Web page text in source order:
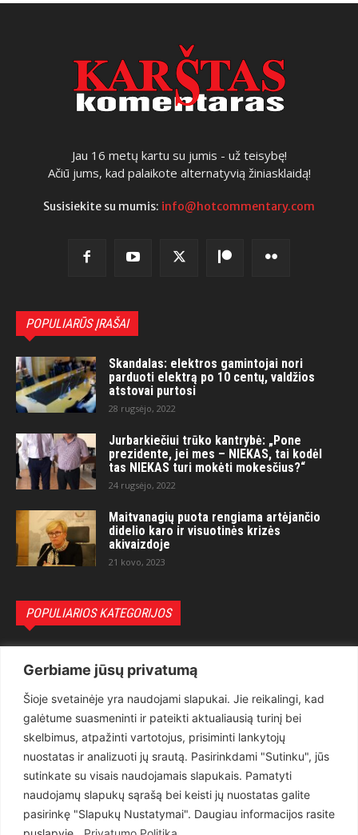
Gerbiame jūsų privatumą
Šioje svetainėje yra naudojami slapukai. Jie reikalingi, kad
galėtume suasmeninti ir pateikti aktualiausią turinį bei
skelbimus, atpažinti vartotojus, prisiminti lankytojų
nuostatas ir analizuoti jų srautą. Pasirinkdami "Sutinku", jūs
sutinkate su visais naudojamais slapukais. Pamatyti
naudojamų slapukų sąrašą bei keisti jų nuostatas galite
pasirinkę "Slapukų Nustatymai". Daugiau informacijos rasite
Jau 16 metų kartu su jumis - už teisybę!
Ačiū jums, kad palaikote alternatyvią žiniasklaidą!
Susisiekite su mumis: info@hotcommentary.com
POPULIARŪS ĮRAŠAI
Skandalas: elektros gamintojai nori
parduoti elektrą po 10 centų, valdžios
atstovai purtosi
28 rugsėjo, 2022
Jurbarkiečiui trūko kantrybė: „Pone
prezidente, jei mes – NIEKAS, tai kodėl
tas NIEKAS turi mokėti mokesčius?“
24 rugsėjo, 2022
Maitvanagių puota rengiama artėjančio
didelio karo ir visuotinės krizės
akivaizdoje
21 kovo, 2023
POPULIARIOS KATEGORIJOS
Teisėsauga
1497
Aktualu
Lietuva
619
Pasaulis
Статьи на русском
Articles in english